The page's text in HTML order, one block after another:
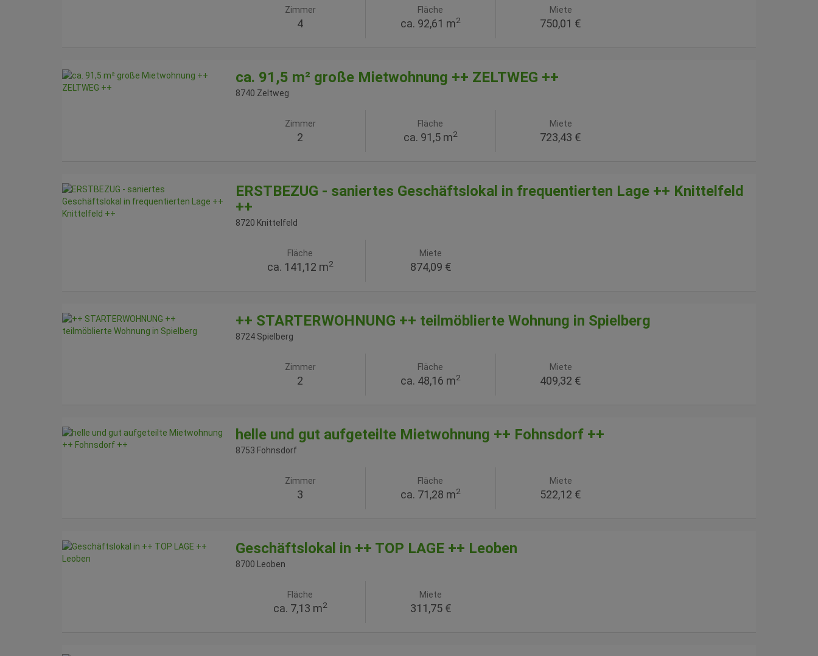
Zimmer
4
Fläche
ca. 92,61 m2
Miete
750,01 €
ca. 91,5 m² große Mietwohnung ++ ZELTWEG ++
8740 Zeltweg
Zimmer
2
Fläche
ca. 91,5 m2
Miete
723,43 €
ERSTBEZUG - saniertes Geschäftslokal in frequentierten Lage ++ Knittelfeld
++
8720 Knittelfeld
Fläche
ca. 141,12 m2
Miete
874,09 €
++ STARTERWOHNUNG ++ teilmöblierte Wohnung in Spielberg
8724 Spielberg
Zimmer
2
Fläche
ca. 48,16 m2
Miete
409,32 €
helle und gut aufgeteilte Mietwohnung ++ Fohnsdorf ++
8753 Fohnsdorf
Zimmer
3
Fläche
ca. 71,28 m2
Miete
522,12 €
Geschäftslokal in ++ TOP LAGE ++ Leoben
8700 Leoben
Fläche
ca. 7,13 m2
Miete
311,75 €